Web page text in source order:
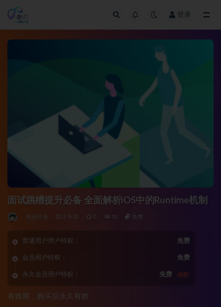
登录
面试跳槽提升必备 全面解析iOS中的Runtime机制
移动开发 3 年前 0 30 免费
普通用户用户特权： 免费
会员用户特权： 免费
永久会员用户特权： 免费 推荐
有效期：购买后永久有效